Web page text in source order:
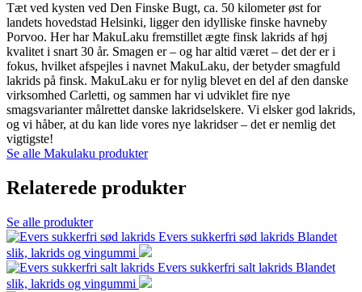
Tæt ved kysten ved Den Finske Bugt, ca. 50 kilometer øst for
landets hovedstad Helsinki, ligger den idylliske finske havneby
Porvoo. Her har MakuLaku fremstillet ægte finsk lakrids af høj
kvalitet i snart 30 år. Smagen er – og har altid været – det der er i
fokus, hvilket afspejles i navnet MakuLaku, der betyder smagfuld
lakrids på finsk. MakuLaku er for nylig blevet en del af den danske
virksomhed Carletti, og sammen har vi udviklet fire nye
smagsvarianter målrettet danske lakridselskere. Vi elsker god lakrids,
og vi håber, at du kan lide vores nye lakridser – det er nemlig det
vigtigste!
Se alle Makulaku produkter
Relaterede produkter
Se alle produkter
Evers sukkerfri sød lakrids Blandet
slik, lakrids og vingummi
Evers sukkerfri salt lakrids Blandet
slik, lakrids og vingummi